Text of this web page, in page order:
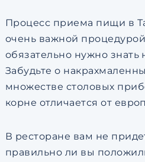
Процесс приема пищи в
очень важной
обязательно нужно знать
Забудьте о
множестве столовых
корне отличается от
В ресторане вам не
правильно ли вы